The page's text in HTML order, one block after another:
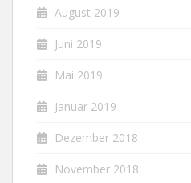
August 2019
Juni 2019
Mai 2019
Januar 2019
Dezember 2018
November 2018